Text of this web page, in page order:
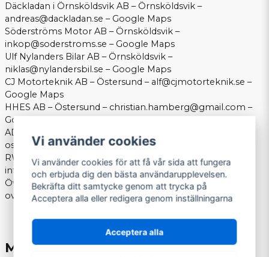
Däckladan i Örnsköldsvik AB – Örnsköldsvik –
andreas@dackladan.se – Google Maps
Söderströms Motor AB – Örnsköldsvik –
inkop@soderstroms.se – Google Maps
Ulf Nylanders Bilar AB – Örnsköldsvik –
niklas@nylandersbil.se – Google Maps
CJ Motorteknik AB – Östersund – alf@cjmotorteknik.se –
Google Maps
HHES AB – Östersund – christian.hamberg@gmail.com –
Google Maps
AD Bildelar Östhammar – Östhammar –
osthammar@adbildelar.se–Google Maps
RW Motorcenter AB – Östhammar –
info@rwmotorcenter.se–Google Maps
Öviks Motorshop AB – Överhörnäs –
oviksmotorshop@outlook.com –Google Maps
MOPEDBILSVERKSTÄDER I
Vi använder cookies
Vi använder cookies för att få vår sida att fungera
och erbjuda dig den bästa användarupplevelsen.
Bekräfta ditt samtycke genom att trycka på
Acceptera alla eller redigera genom inställningarna
Acceptera alla